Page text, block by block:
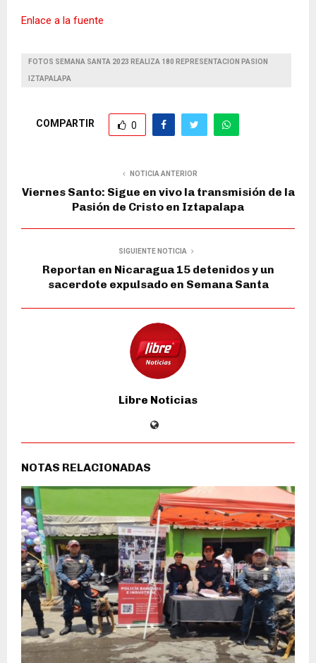
Enlace a la fuente
FOTOS SEMANA SANTA 2023 REALIZA 180 REPRESENTACION PASION
IZTAPALAPA
COMPARTIR 0
NOTICIA ANTERIOR
Viernes Santo: Sigue en vivo la transmisión de la
Pasión de Cristo en Iztapalapa
SIGUIENTE NOTICIA
Reportan en Nicaragua 15 detenidos y un
sacerdote expulsado en Semana Santa
Libre Noticias
NOTAS RELACIONADAS